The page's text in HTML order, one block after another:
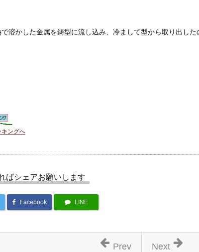
溶かした金属を鋳型に流し込み、冷まして型から取り出し
キングへ
ばシェアお願いします
Facebook LINE
Next
Prev